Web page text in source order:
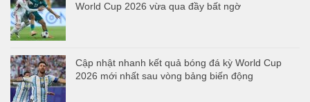
World Cup 2026 vừa qua đầy bất ngờ
Cập nhật nhanh kết quả bóng đá kỳ World Cup
2026 mới nhất sau vòng bảng biến động